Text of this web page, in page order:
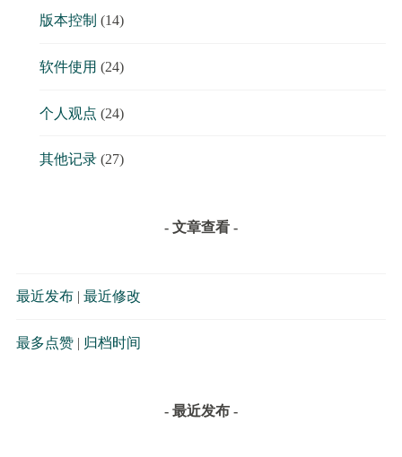
版本控制 (14)
软件使用 (24)
个人观点 (24)
其他记录(27)
- 文章查看 -
最近发布| 最近修改
最多点赞| 归档时间
- 最近发布 -